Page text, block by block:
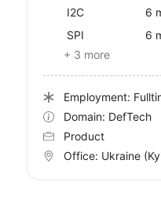
I2C
6
SPI
6
+ 3 more
Employment:
Domain: DefTech
Product
Office: Ukraine